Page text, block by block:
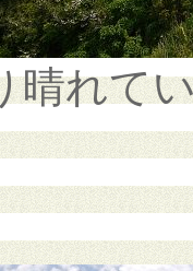
晴れて